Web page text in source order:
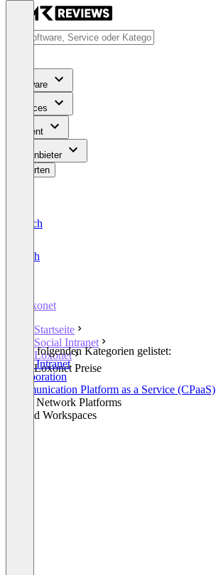
Software
Services
Content
Für Anbieter
Bewerten
Deutsch
English
Loxonet
Startseite
Social Intranet
Loxonet
Loxonet Preise
In den folgenden Kategorien gelistet:
Social Intranet
Collaboration
Communication Platform as a Service (CPaaS)
Social Network Platforms
Unified Workspaces